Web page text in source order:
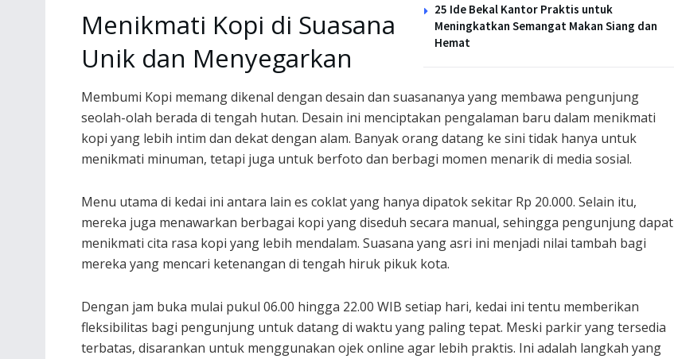
25 Ide Bekal Kantor Praktis untuk
Meningkatkan Semangat Makan Siang dan
Hemat
Menikmati Kopi di Suasana
Unik dan Menyegarkan
Membumi Kopi memang dikenal dengan desain dan suasananya yang membawa pengunjung
seolah-olah berada di tengah hutan. Desain ini menciptakan pengalaman baru dalam menikmati
kopi yang lebih intim dan dekat dengan alam. Banyak orang datang ke sini tidak hanya untuk
menikmati minuman, tetapi juga untuk berfoto dan berbagi momen menarik di media sosial.
Menu utama di kedai ini antara lain es coklat yang hanya dipatok sekitar Rp 20.000. Selain itu,
mereka juga menawarkan berbagai kopi yang diseduh secara manual, sehingga pengunjung dapat
menikmati cita rasa kopi yang lebih mendalam. Suasana yang asri ini menjadi nilai tambah bagi
mereka yang mencari ketenangan di tengah hiruk pikuk kota.
Dengan jam buka mulai pukul 06.00 hingga 22.00 WIB setiap hari, kedai ini tentu memberikan
fleksibilitas bagi pengunjung untuk datang di waktu yang paling tepat. Meski parkir yang tersedia
terbatas, disarankan untuk menggunakan ojek online agar lebih praktis. Ini adalah langkah yang